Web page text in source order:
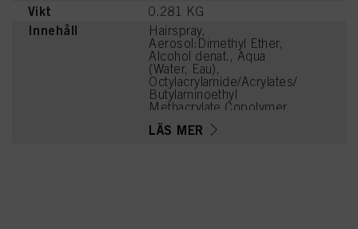
Vikt 0.281 KG
Innehåll
Hairspray,
Aerosol:Dimethyl Ether,
Alcohol denat., Aqua
(Water, Eau),
Octylacrylamide/Acrylates/
Butylaminoethyl
Methacrylate Copolymer,
Aminomethyl Propanol,
Parfum (Fragrance),
LÄS MER